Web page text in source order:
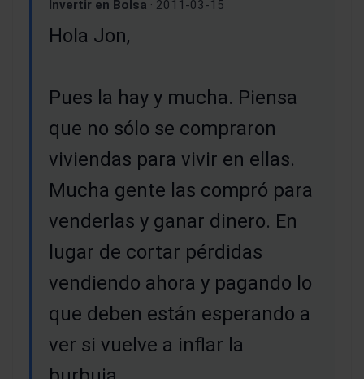
Invertir en Bolsa · 2011-03-15
Hola Jon,
Pues la hay y mucha. Piensa
que no sólo se compraron
viviendas para vivir en ellas.
Mucha gente las compró para
venderlas y ganar dinero. En
lugar de cortar pérdidas
vendiendo ahora y pagando lo
que deben están esperando a
ver si vuelve a inflar la